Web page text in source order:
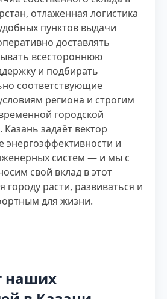
отлаженная логистика
пунктов выдачи
доставлять
всестороннюю
и подбирать
соответствующие
региона и строгим
городской
задаёт вектор
энергоэффективности и
систем — и мы с
свой вклад в этот
городу расти, развиваться и
для жизни.
наших